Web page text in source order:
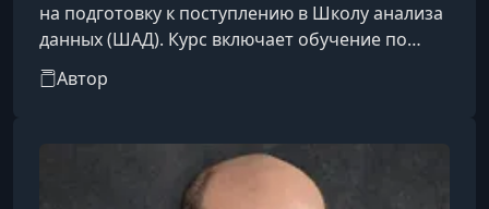
на подготовку к поступлению в Школу анализа
данных (ШАД). Курс включает обучение по
ключевым направлениям высшей математики,
алгоритмов, теории вероятностей и анализа
хочет освежить свои математические знания
или только начинает подготовку. Shad Helper
предоставляет учебные материалы, видео-
Автор